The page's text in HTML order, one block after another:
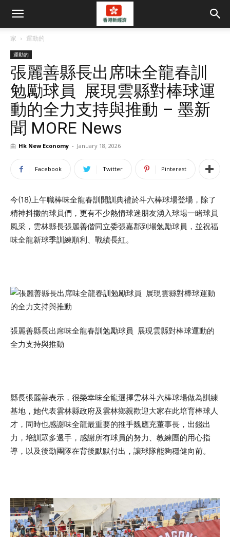
家 運動的
運動的
張麗善縣長出席味全龍春訓
勉勵球員 展現雲縣對棒球運
動的全力支持與推動 – 墨新
聞 MORE News
由 Hk New Economy - January 18, 2026
Facebook Twitter Pinterest
今(18)上午職棒味全龍春訓開訓典禮於斗六棒球場登場，除了
精神抖擻的球員們，更有不少熱情球迷朋友湧入球場一睹球員
風采，雲林縣長張麗善偕同立委張嘉郡到場勉勵球員，並祝福
味全龍新球季訓練順利、戰績長紅。
張麗善縣長出席味全龍春訓勉勵球員 展現雲縣對棒球運動的
全力支持與推動
縣長張麗善表示，很榮幸味全龍選擇雲林斗六棒球場做為訓練
基地，她代表雲林縣政府及雲林鄉親歡迎大家在此培育棒球人
才，同時也感謝味全龍最重要的推手魏應充董事長，出錢出
力，培訓眾多選手，感謝所有球員的努力、教練團的用心指
導，以及後勤團隊在背後默默付出，讓球隊能夠穩健向前。